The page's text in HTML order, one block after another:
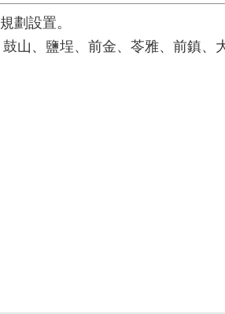
劃設置。
山、鹽埕、前金、苓雅、前鎮、